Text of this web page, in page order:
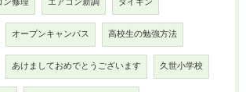
オープンキャンパス 高校生の勉強方法
あけましておめでとうございます 久世小学校